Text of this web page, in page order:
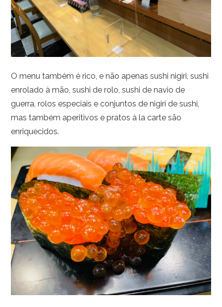
O menu também é rico, e não apenas sushi nigiri, sushi
enrolado à mão, sushi de rolo, sushi de navio de
guerra, rolos especiais e conjuntos de nigiri de sushi,
mas também aperitivos e pratos à la carte são
enriquecidos.